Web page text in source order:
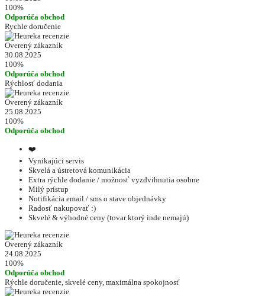
100%
Odporúča obchod
Rychle doručenie
Overený zákazník
30.08.2025
100%
Odporúča obchod
Rýchlosť dodania
Overený zákazník
25.08.2025
100%
Odporúča obchod
❤️
Vynikajúci servis
Skvelá a ústretová komunikácia
Extra rýchle dodanie / možnosť vyzdvihnutia osobne
Milý prístup
Notifikácia email / sms o stave objednávky
Radosť nakupovať :)
Skvelé & výhodné ceny (tovar ktorý inde nemajú)
Overený zákazník
24.08.2025
100%
Odporúča obchod
Rýchle doručenie, skvelé ceny, maximálna spokojnosť